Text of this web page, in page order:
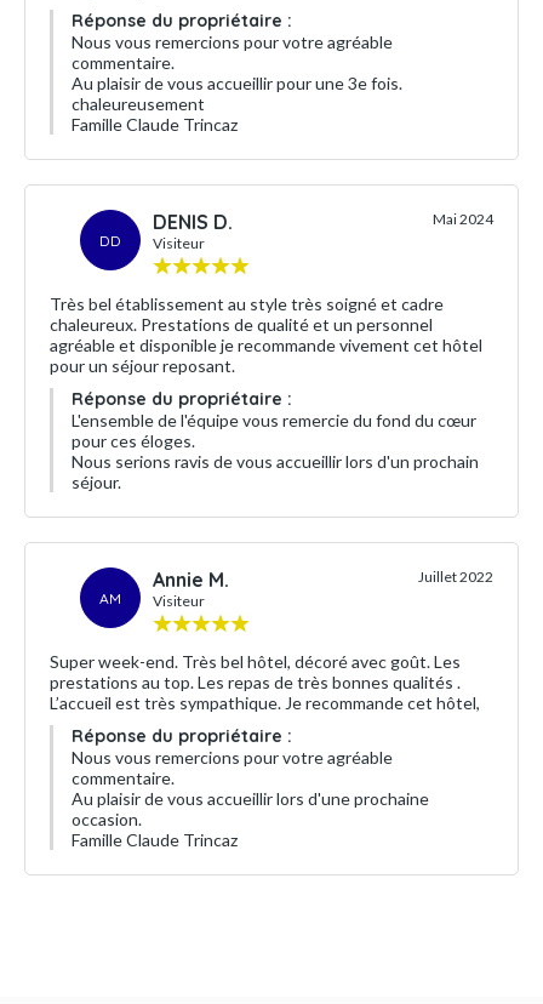
Réponse du propriétaire :
Nous vous remercions pour votre agréable
commentaire.
Au plaisir de vous accueillir pour une 3e fois.
chaleureusement
Famille Claude Trincaz
DD
DENIS D.
Visiteur
Mai 2024
Très bel établissement au style très soigné et cadre
chaleureux. Prestations de qualité et un personnel
agréable et disponible je recommande vivement cet hôtel
pour un séjour reposant.
Réponse du propriétaire :
L'ensemble de l'équipe vous remercie du fond du cœur
pour ces éloges.
Nous serions ravis de vous accueillir lors d'un prochain
séjour.
AM
Annie M.
Visiteur
Juillet 2022
Super week-end. Très bel hôtel, décoré avec goût. Les
prestations au top. Les repas de très bonnes qualités .
L’accueil est très sympathique. Je recommande cet hôtel,
Réponse du propriétaire :
Nous vous remercions pour votre agréable
commentaire.
Au plaisir de vous accueillir lors d'une prochaine
occasion.
Famille Claude Trincaz